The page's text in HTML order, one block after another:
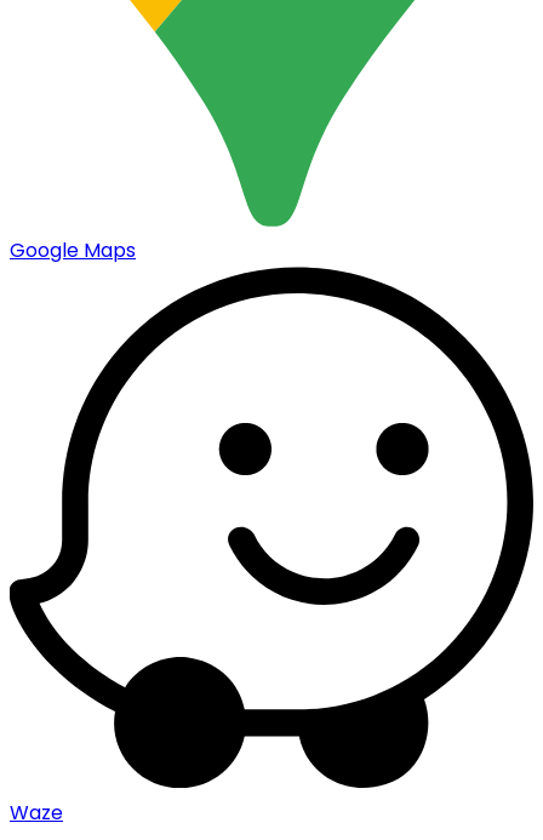
Google Maps
Waze